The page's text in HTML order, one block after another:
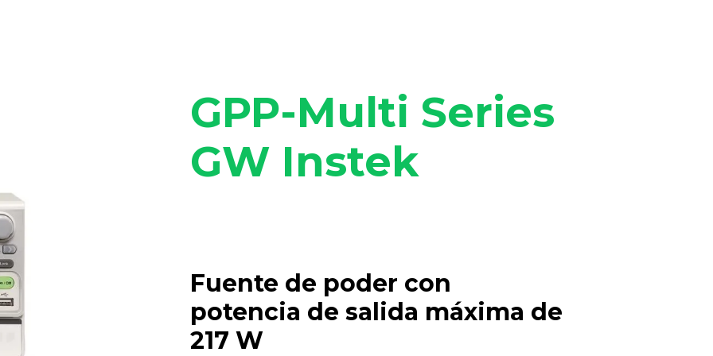
GPP-Multi Series
GW Instek
Fuente de poder con
potencia de salida máxima de
217 W